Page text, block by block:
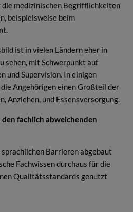
medizinischen Begrifflichkeiten
beispielsweise beim
ist in vielen Ländern eher in
sehen, mit Schwerpunkt auf
und Supervision. In einigen
Angehörigen einen Großteil der
Anziehen, und Essensversorgung.
fachlich abweichenden
sprachlichen Barrieren abgebaut
Fachwissen durchaus für die
Qualitätsstandards genutzt